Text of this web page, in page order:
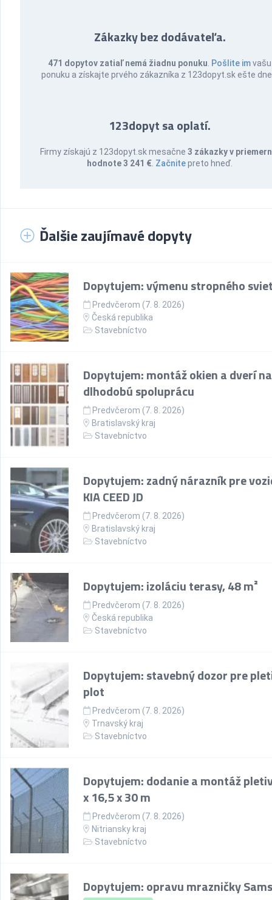
Zákazky bez dodávateľa.
471 dopytov zatiaľ nemá žiadnu ponuku Pošlite imvašu
ponuku a získajte prvého zákazníka z 123dopyt.sk ešte
123dopyt sa oplatí.
Firmy získajú z 123dopyt.sk mesačne3 zákazky v
hodnote 3 241 € Začnitepreto hneď.
Ďalšie zaujímavé dopyty
Dopytujem: výmenu stropného
Predvčerom (7. 8. 2026)
Česká republika
Stavebníctvo
Dopytujem: montáž okien a dverí na
dlhodobú spoluprácu
Predvčerom (7. 8. 2026)
Bratislavský kraj
Stavebníctvo
Dopytujem: zadný nárazník pre
KIA CEED JD
Predvčerom (7. 8. 2026)
Bratislavský kraj
Stavebníctvo
Dopytujem: izoláciu terasy, 48 m²
Predvčerom (7. 8. 2026)
Česká republika
Stavebníctvo
Dopytujem: stavebný dozor pre
plot
Predvčerom (7. 8. 2026)
Trnavský kraj
Stavebníctvo
Dopytujem: dodanie a montáž
x 16,5 x 30 m
Predvčerom (7. 8. 2026)
Nitriansky kraj
Stavebníctvo
Dopytujem: opravu mrazničky